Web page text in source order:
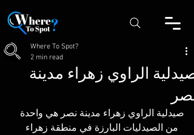
صيدلية الراوي زهراء مدينة
نصر
Where To Spot?
2 min read
صيدلية الراوي زهراء مدينة نصر هي واحدة
من الصيدليات البارزة في منطقة زهراء